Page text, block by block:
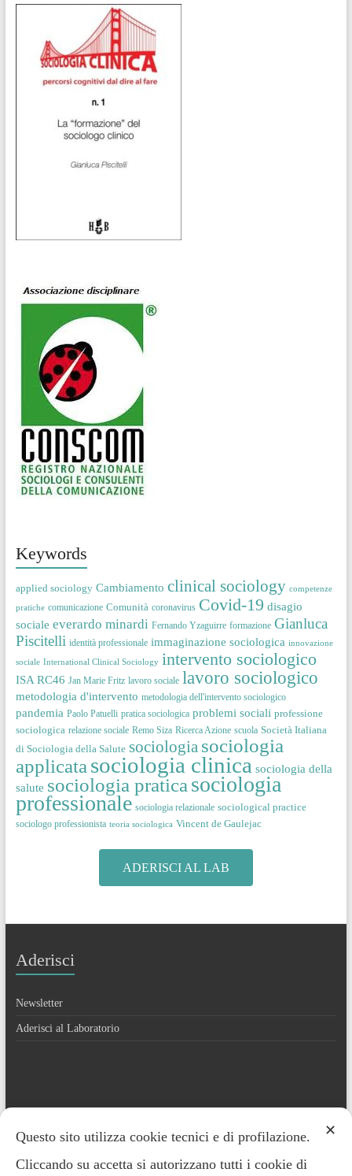
Keywords
applied sociology Cambiamento clinical sociology competenze
pratiche comunicazione Comunità coronavirus Covid-19 disagio
sociale everardo minardi Fernando Yzaguirre formazione Gianluca
Piscitelli identità professionale immaginazione sociologica innovazione
sociale International Clinical Sociology intervento sociologico
ISA RC46 Jan Marie Fritz lavoro sociale lavoro sociologico
metodologia d'intervento metodologia dell'intervento sociologico
pandemia Paolo Patuelli pratica sociologica problemi sociali professione
sociologica relazione sociale Remo Siza Ricerca Azione scuola Società Italiana
di Sociologia della Salute sociologia sociologia
applicata sociologia clinica sociologia della
salute sociologia pratica sociologia
professionale sociologia relazionale sociological practice
sociologo professionista teoria sociologica Vincent de Gaulejac
ADERISCI AL LAB
Aderisci
Newsletter
Aderisci al Laboratorio
Contatti ✕
Questo sito utilizza cookie tecnici e di profilazione.
Cliccando su accetta si autorizzano tutti i cookie di